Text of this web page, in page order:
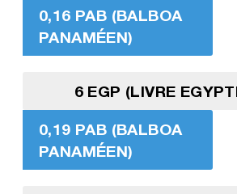
0,16 PAB (BALBOA
PANAMÉEN)
6 EGP (LIVRE
0,19 PAB (BALBOA
PANAMÉEN)